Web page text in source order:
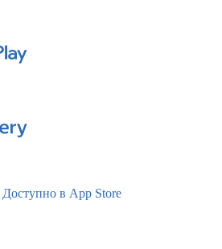
Доступно в App Store